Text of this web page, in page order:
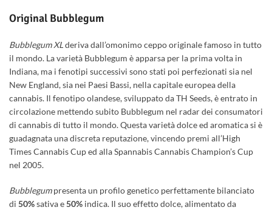
Original Bubblegum
Bubblegum XLderiva dall’omonimo ceppo originale famoso in tutto
il mondo. La varietà Bubblegum è apparsa per la prima volta in
Indiana, ma i fenotipi successivi sono stati poi perfezionati sia nel
New England, sia nei Paesi Bassi, nella capitale europea della
cannabis. Il fenotipo olandese, sviluppato da TH Seeds, è entrato in
circolazione mettendo subito Bubblegum nel radar dei consumatori
di cannabis di tutto il mondo. Questa varietà dolce ed aromatica si è
guadagnata una discreta reputazione, vincendo premi all’High
Times Cannabis Cup ed alla Spannabis Cannabis Champion’s Cup
nel 2005.
Bubblegumpresenta un profilo genetico perfettamente bilanciato
di 50%sativa e50% indica. Il suo effetto dolce, alimentato da